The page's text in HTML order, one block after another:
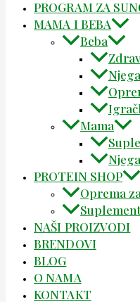
PROGRAM ZA
MAMA I BEBA
Beba
Mama
PROTEIN SHOP
Oprema
NAŠI PROIZVODI
BRENDOVI
BLOG
O NAMA
KONTAKT